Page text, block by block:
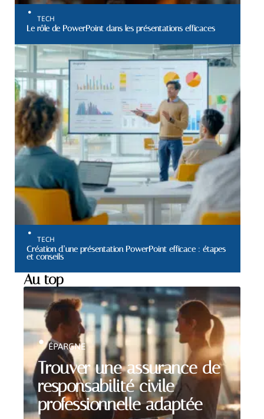
TECH
Le rôle de PowerPoint dans les présentations efficaces
TECH
Création d’une présentation PowerPoint efficace : étapes
et conseils
Au top
Trouver une assurance de
responsabilité civile
professionnelle adaptée
ÉPARGNE